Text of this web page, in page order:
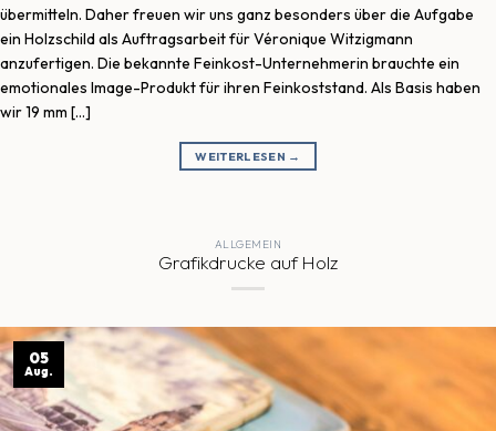
übermitteln. Daher freuen wir uns ganz besonders über die Aufgabe
ein Holzschild als Auftragsarbeit für Véronique Witzigmann
anzufertigen. Die bekannte Feinkost-Unternehmerin brauchte ein
emotionales Image-Produkt für ihren Feinkoststand. Als Basis haben
wir 19 mm […]
WEITERLESEN →
ALLGEMEIN
Grafikdrucke auf Holz
05
Aug.